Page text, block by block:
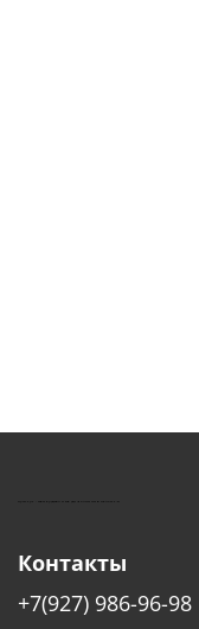
КУШТУТ - ОБОРУДОВАНИЕ ДЛЯ САЛОНОВ КРАСОТЫ
Контакты
+7(927) 986-96-98